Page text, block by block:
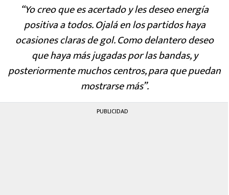
“Yo creo que es acertado y les deseo energía
positiva a todos. Ojalá en los partidos haya
ocasiones claras de gol. Como delantero deseo
que haya más jugadas por las bandas, y
posteriormente muchos centros, para que puedan
mostrarse más”.
PUBLICIDAD